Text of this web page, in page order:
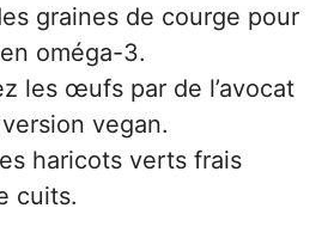
graines de courge pour
oméga-3.
les œufs par de l’avocat
vegan.
haricots verts frais
cuits.